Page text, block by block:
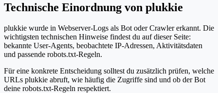
Technische Einordnung von plukkie
plukkie wurde in Webserver-Logs als Bot oder Crawler erkannt. Die
wichtigsten technischen Hinweise findest du auf dieser Seite:
bekannte User-Agents, beobachtete IP-Adressen, Aktivitätsdaten
und passende robots.txt-Regeln.
Für eine konkrete Entscheidung solltest du zusätzlich prüfen, welche
URLs plukkie abruft, wie häufig die Zugriffe sind und ob der Bot
deine robots.txt-Regeln respektiert.